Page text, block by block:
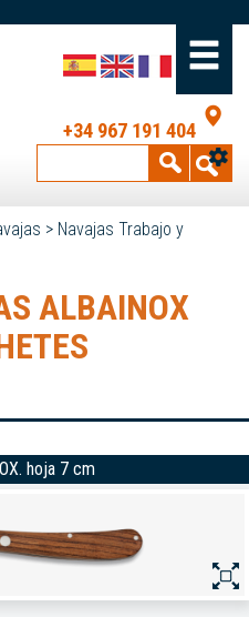
+34 967 191 404
> Navajas Trabajo y
ALBAINOX
hoja 7 cm